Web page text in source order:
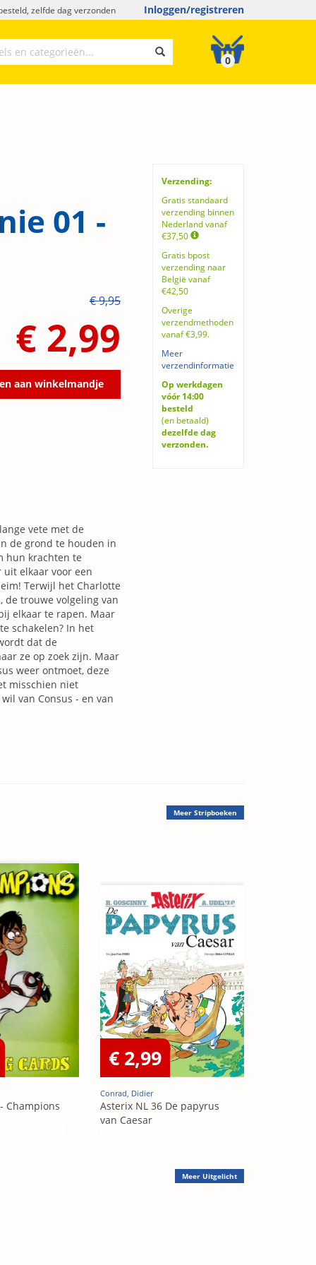
zelfde dag verzonden Inloggen/registreren
0
Verzending:
Gratis standaard
verzending binnen
Nederland vanaf
€37,50
Gratis bpost
verzending naar
België vanaf
€42,50
Overige
verzendmethoden
vanaf €3,99.
Meer
verzendinformatie
Op werkdagen
vóór 14:00
besteld
(en betaald)
dezelfde dag
verzonden.
01 -
€ 9,95
€ 2,99
aan winkelmandje
vete met de
de grond te houden in
hun krachten te
elkaar voor een
Terwijl het Charlotte
de trouwe volgeling van
elkaar te rapen. Maar
schakelen? In het
dat de
ze op zoek zijn. Maar
weer ontmoet, deze
misschien niet
van Consus - en van
Meer Stripboeken
Champions
€ 2,99
Conrad, Didier
Asterix NL 36 De papyrus
van Caesar
Meer Uitgelicht